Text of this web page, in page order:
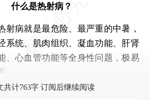
什么是热射病？
病就是最危险、最严重的中暑，
系统、肌肉组织、凝血功能、肝肾
、心血管功能等全身性问题，极易
共计763字 订阅后继续阅读